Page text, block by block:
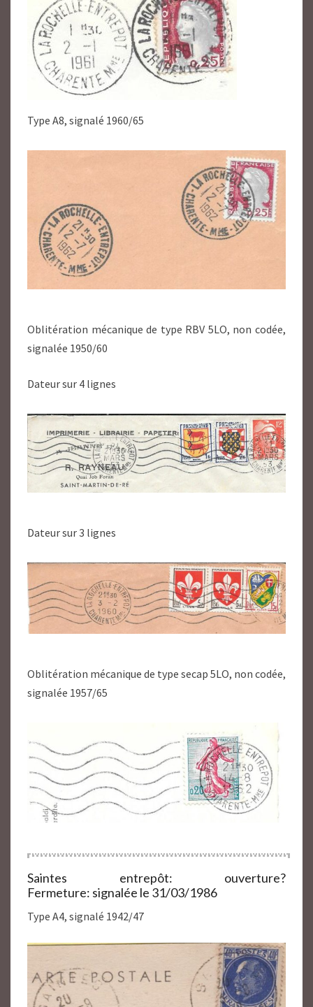
Type A8, signalé 1960/65
Oblitération mécanique de type RBV 5LO, non codée,
signalée 1950/60
Dateur sur 4 lignes
Dateur sur 3 lignes
Oblitération mécanique de type secap 5LO, non codée,
signalée 1957/65
Saintes entrepôt: ouverture?
Fermeture: signalée le 31/03/1986
Type A4, signalé 1942/47